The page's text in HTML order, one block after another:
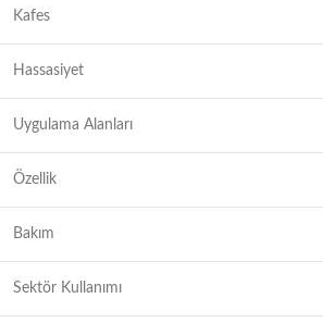
Kafes
Hassasiyet
Uygulama Alanları
Özellik
Bakım
Sektör Kullanımı